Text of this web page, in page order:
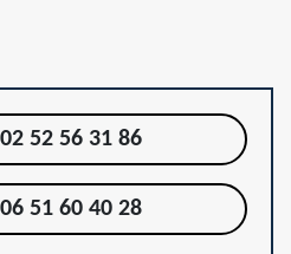
02 52 56 31 86
06 51 60 40 28